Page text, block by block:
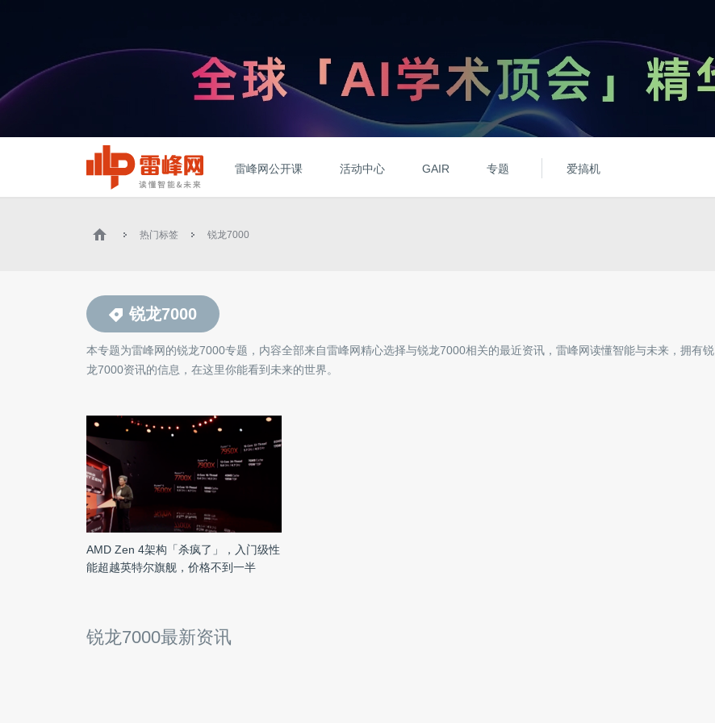
雷峰网公开课 活动中心 GAIR 专题 爱搞机
热门标签 锐龙7000
锐龙7000
本专题为雷峰网的锐龙7000专题，内容全部来自雷峰网精心选择与锐龙7000相关的最近资讯，雷峰网读懂智能与未来，拥有锐
龙7000资讯的信息，在这里你能看到未来的世界。
AMD Zen 4架构「杀疯了」，入门级性
能超越英特尔旗舰，价格不到一半
锐龙7000最新资讯